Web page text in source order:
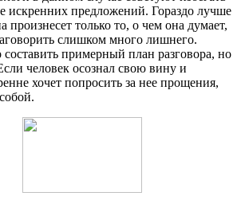
искренних предложений. Гораздо лучше
произнесет только то, о чем она думает,
слишком много лишнего.
примерный план разговора, но
человек осознал свою вину и
хочет попросить за нее прощения,